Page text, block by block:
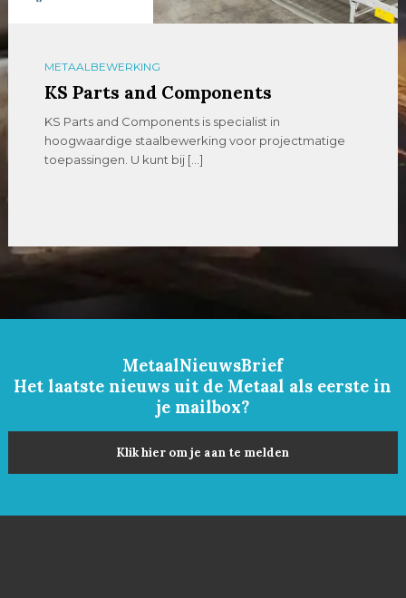
METAALBEWERKING
KS Parts and Components
KS Parts and Components is specialist in
hoogwaardige staalbewerking voor projectmatige
toepassingen. U kunt bij […]
MetaalNieuwsBrief
Het laatste nieuws uit de Metaal als eerste in
je mailbox?
Klik hier om je aan te melden